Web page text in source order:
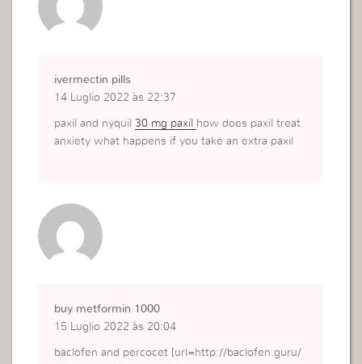
ivermectin pills
14 Luglio 2022 às 22:37
paxil and nyquil 30 mg paxil
how does paxil treat
anxiety what happens if you take an extra paxil
buy metformin 1000
15 Luglio 2022 às 20:04
baclofen and percocet [url=http://baclofen.guru/